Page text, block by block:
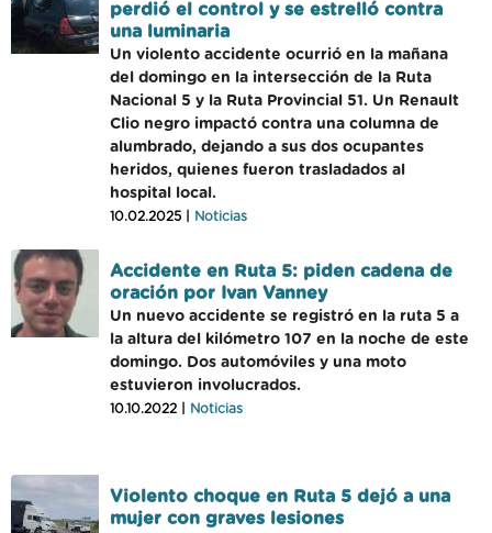
perdió el control y se estrelló contra
una luminaria
Un violento accidente ocurrió en la mañana
del domingo en la intersección de la Ruta
Nacional 5 y la Ruta Provincial 51. Un Renault
Clio negro impactó contra una columna de
alumbrado, dejando a sus dos ocupantes
heridos, quienes fueron trasladados al
hospital local.
10.02.2025 | Noticias
Accidente en Ruta 5: piden cadena de
oración por Ivan Vanney
Un nuevo accidente se registró en la ruta 5 a
la altura del kilómetro 107 en la noche de este
domingo. Dos automóviles y una moto
estuvieron involucrados.
10.10.2022 | Noticias
Violento choque en Ruta 5 dejó a una
mujer con graves lesiones